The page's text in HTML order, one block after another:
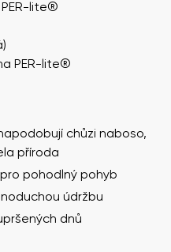
lite®️
PER-lite®️
chůzi naboso,
příroda
pohodlný pohyb
údržbu
dnů